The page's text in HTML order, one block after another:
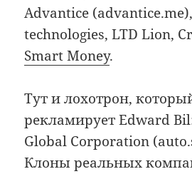
Advantice
technologies, LTD Lion,
Smart Money.
Тут и лохотрон,
рекламирует Edward
Global Corporation
Клоны реальных